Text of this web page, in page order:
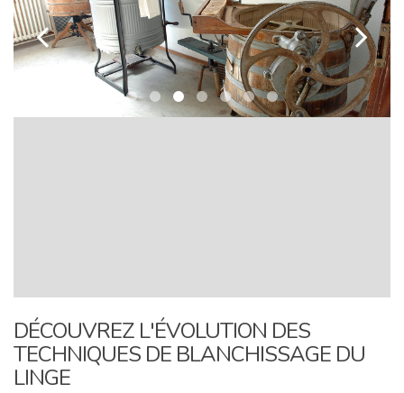
k l
DÉCOUVREZ L'ÉVOLUTION DES
TECHNIQUES DE BLANCHISSAGE DU
LINGE